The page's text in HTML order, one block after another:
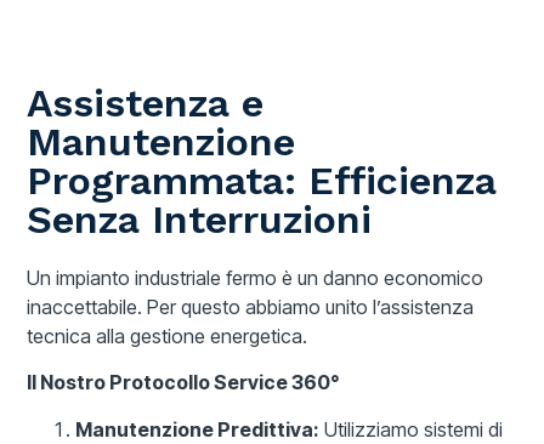
Assistenza e
Manutenzione
Programmata: Efficienza
Senza Interruzioni
Un impianto industriale fermo è un danno economico
inaccettabile. Per questo abbiamo unito l’assistenza
tecnica alla gestione energetica.
Il Nostro Protocollo Service 360°
Manutenzione Predittiva: Utilizziamo sistemi di